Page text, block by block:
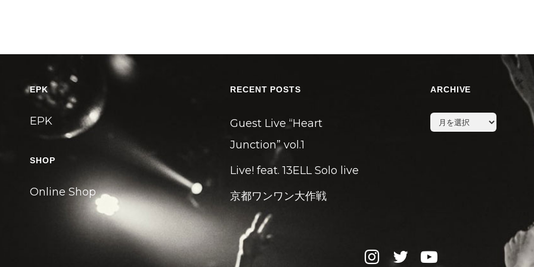
EPK
EPK
SHOP
Online Shop
RECENT POSTS
Guest Live “Heart
Junction” vol.1
Live! feat. 13ELL Solo live
京都ワンワン大作戦
ARCHIVE
archive
instagram
twitteryoutube